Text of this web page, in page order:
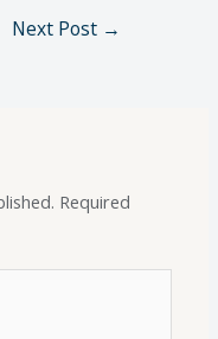
Next Post →
Required